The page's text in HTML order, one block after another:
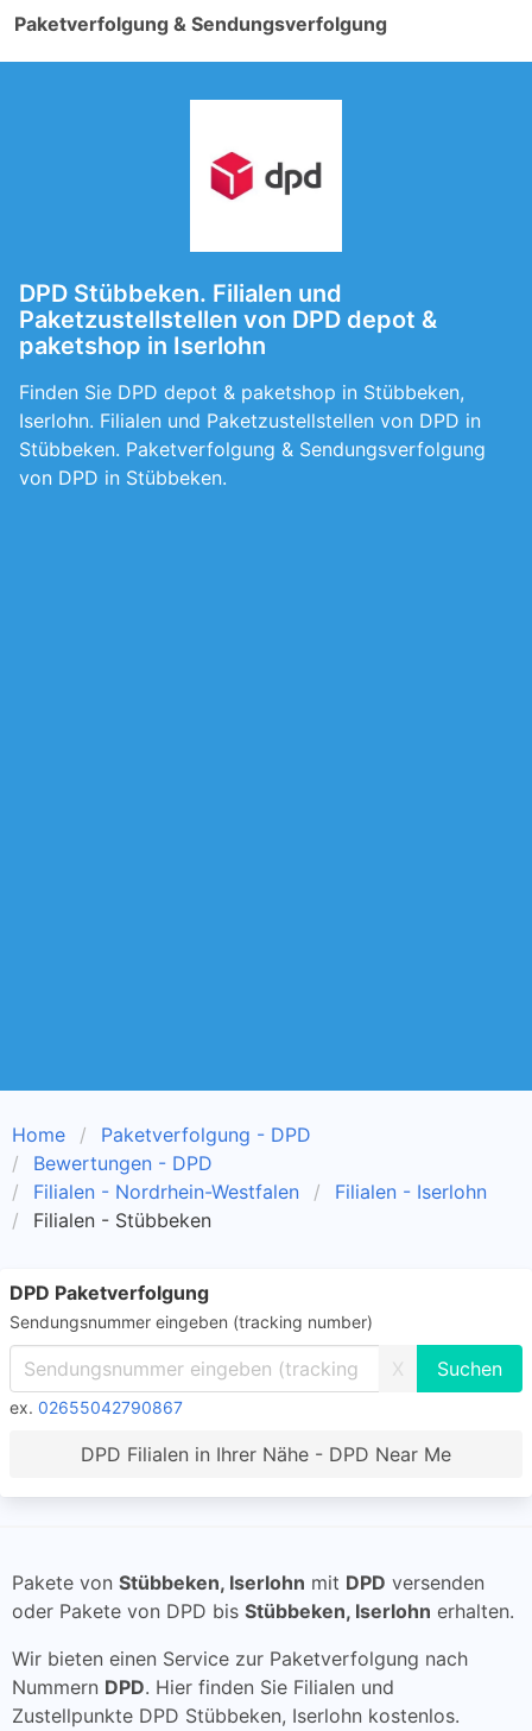
Paketverfolgung & Sendungsverfolgung
DPD Stübbeken. Filialen und
Paketzustellstellen von DPD depot &
paketshop in Iserlohn
Finden Sie DPD depot & paketshop in Stübbeken,
Iserlohn. Filialen und Paketzustellstellen von DPD in
Stübbeken. Paketverfolgung & Sendungsverfolgung
von DPD in Stübbeken.
Home
Paketverfolgung - DPD
Bewertungen - DPD
Filialen - Nordrhein-Westfalen
Filialen - Iserlohn
Filialen - Stübbeken
DPD Paketverfolgung
Sendungsnummer eingeben (tracking number)
X
ex. 02655042790867
DPD Filialen in Ihrer Nähe - DPD Near Me
Pakete von Stübbeken, Iserlohn mit DPD versenden
oder Pakete von DPD bis Stübbeken, Iserlohn erhalten.
Wir bieten einen Service zur Paketverfolgung nach
Nummern DPD. Hier finden Sie Filialen und
Zustellpunkte DPD Stübbeken, Iserlohn kostenlos.